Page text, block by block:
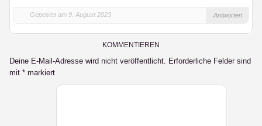
Gepostet am 9. August 2023 Antworten
KOMMENTIEREN
Deine E-Mail-Adresse wird nicht veröffentlicht. Erforderliche Felder sind
mit * markiert